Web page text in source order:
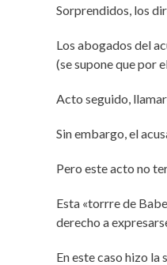
Sorprendidos, los
Los abogados del
(se supone que por
Acto seguido,
Sin embargo, el
Pero este acto no
Esta «torrre de
derecho a
En este caso hizo la